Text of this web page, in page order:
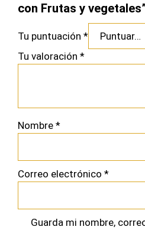
con Frutas y
Tu puntuación *
Tu valoración *
Nombre *
Correo electrónico *
Guarda mi nombre,